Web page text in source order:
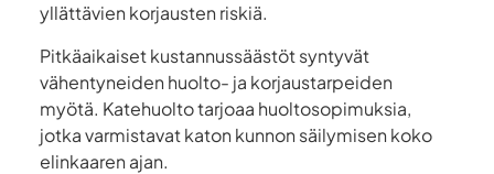
yllättävien korjausten riskiä.
Pitkäaikaiset kustannussäästöt syntyvät
vähentyneiden huolto- ja korjaustarpeiden
myötä. Katehuolto tarjoaa huoltosopimuksia,
jotka varmistavat katon kunnon säilymisen koko
elinkaaren ajan.